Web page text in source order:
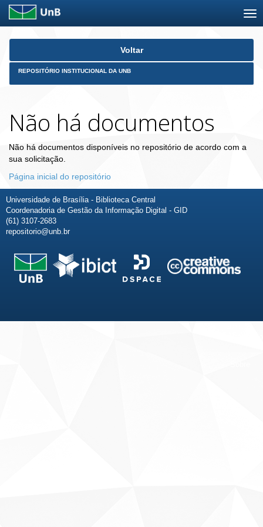
Skip
Voltar
REPOSITÓRIO INSTITUCIONAL DA UNB
Não há documentos
Não há documentos disponíveis no repositório de acordo com a
sua solicitação.
Página inicial do repositório
Universidade de Brasília - Biblioteca Central
Coordenadoria de Gestão da Informação Digital - GID
(61) 3107-2683
repositorio@unb.br